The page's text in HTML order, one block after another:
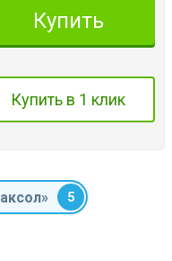
Купить
Купить в 1 клик
5